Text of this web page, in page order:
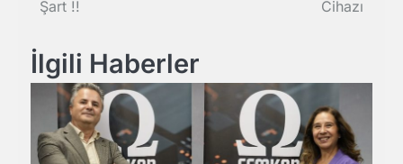
Şart !!
Cihazı
İlgili Haberler